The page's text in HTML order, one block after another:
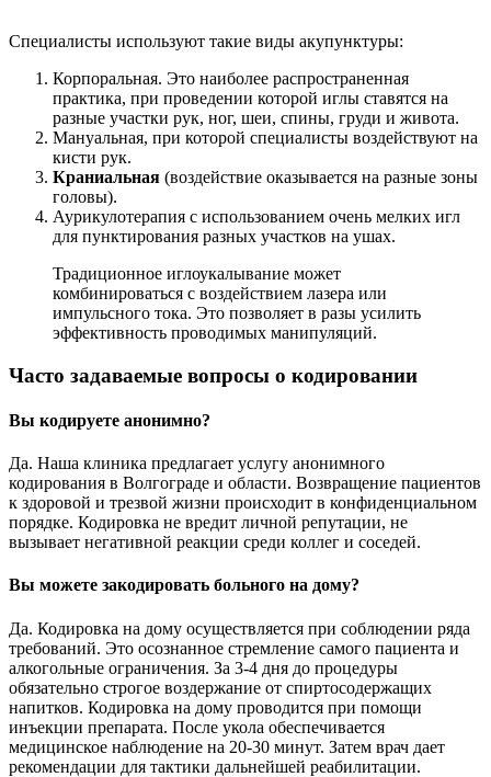
Специалисты используют такие виды акупунктуры:
Корпоральная. Это наиболее распространенная
практика, при проведении которой иглы ставятся на
разные участки рук, ног, шеи, спины, груди и живота.
Мануальная, при которой специалисты воздействуют на
кисти рук.
Краниальная (воздействие оказывается на разные зоны
головы).
Аурикулотерапия с использованием очень мелких игл
для пунктирования разных участков на ушах.
Традиционное иглоукалывание может
комбинироваться с воздействием лазера или
импульсного тока. Это позволяет в разы усилить
эффективность проводимых манипуляций.
Часто задаваемые вопросы о кодировании
Вы кодируете анонимно?
Да. Наша клиника предлагает услугу анонимного
кодирования в Волгограде и области. Возвращение пациентов
к здоровой и трезвой жизни происходит в конфиденциальном
порядке. Кодировка не вредит личной репутации, не
вызывает негативной реакции среди коллег и соседей.
Вы можете закодировать больного на дому?
Да. Кодировка на дому осуществляется при соблюдении ряда
требований. Это осознанное стремление самого пациента и
алкогольные ограничения. За 3-4 дня до процедуры
обязательно строгое воздержание от спиртосодержащих
напитков. Кодировка на дому проводится при помощи
инъекции препарата. После укола обеспечивается
медицинское наблюдение на 20-30 минут. Затем врач дает
рекомендации для тактики дальнейшей реабилитации.